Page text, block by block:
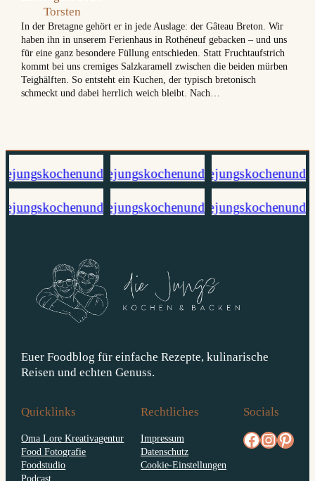
Torsten
In der Bretagne gehört er in jede Auslage: der Gâteau Breton. Wir
haben ihn in unserem Ferienhaus in Rothéneuf gebacken – und uns
für eine ganz besondere Füllung entschieden. Statt Fruchtaufstrich
kommt bei uns cremiges Salzkaramell zwischen die beiden mürben
Teighälften. So entsteht ein Kuchen, der typisch bretonisch
schmeckt und dabei herrlich weich bleibt. Nach…
Euer Foodblog für einfache Rezepte, kulinarische
Reisen und echten Genuss.
Quicklinks
Oma Lore Kreativagentur
Food Fotografie
Foodstudio
Podcast
Rechtliches
Impressum
Datenschutz
Cookie-Einstellungen
Socials
facebook.com/diejungskochenundbacken Instagrampinterest.com/diejungs